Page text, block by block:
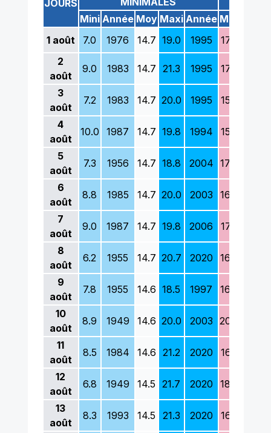
JOURS
Mini Année Moy Maxi Année Mini
1 août 7.0 1976 14.7 19.0 1995 17.0
2
août
9.0 1983 14.7 21.3 1995 17.0
3
août
7.2 1983 14.7 20.0 1995 15.3
4
août
10.0 1987 14.7 19.8 1994 15.3
5
août
7.3 1956 14.7 18.8 2004 17.4
6
août
8.8 1985 14.7 20.0 2003 16.0
7
août
9.0 1987 14.7 19.8 2006 17.0
8
août
6.2 1955 14.7 20.7 2020 16.0
9
août
7.8 1955 14.6 18.5 1997 16.9
10
août
8.9 1949 14.6 20.0 2003 20.0
11
août
8.5 1984 14.6 21.2 2020 16.3
12
août
6.8 1949 14.5 21.7 2020 18.0
13
août
8.3 1993 14.5 21.3 2020 16.3